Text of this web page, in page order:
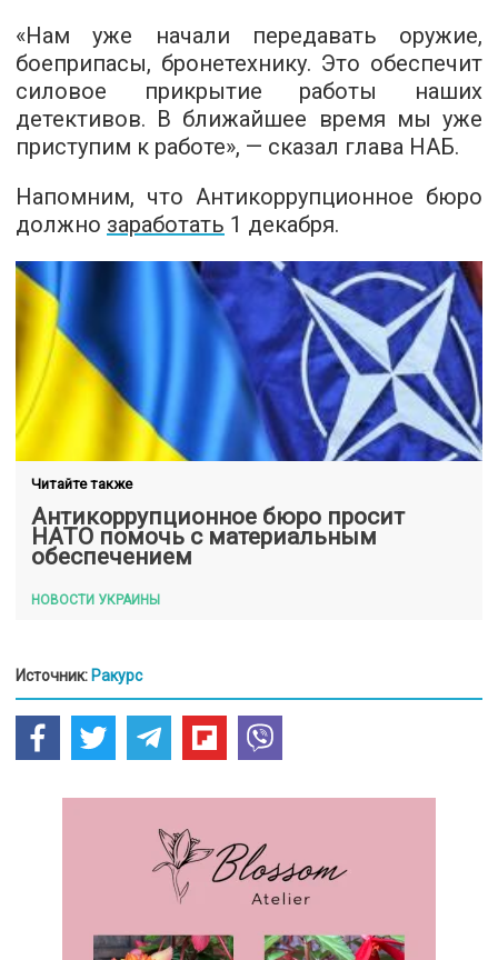
«Нам уже начали передавать оружие,
боеприпасы, бронетехнику. Это обеспечит
силовое прикрытие работы наших
детективов. В ближайшее время мы уже
приступим к работе», — сказал глава НАБ.
Напомним, что Антикоррупционное бюро
должно заработать 1 декабря.
Читайте также
Антикоррупционное бюро просит
НАТО помочь с материальным
обеспечением
НОВОСТИ УКРАИНЫ
Источник: Ракурс